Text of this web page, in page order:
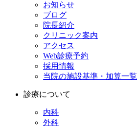
お知らせ
ブログ
院長紹介
クリニック案内
アクセス
Web診療予約
採用情報
当院の施設基準・加算一覧
診療について
内科
外科